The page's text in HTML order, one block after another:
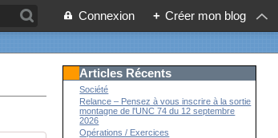
Connexion + Créer mon blog
Articles Récents
Société
Relance – Pensez à vous inscrire à la sortie
montagne de l'UNC 74 du 12 septembre
2026
Opérations / Exercices